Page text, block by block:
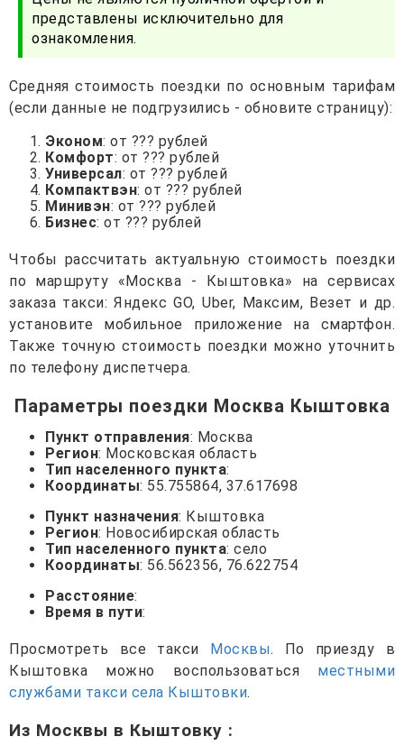
представлены исключительно для
ознакомления.
Средняя стоимость поездки по основным тарифам
(если данные не подгрузились - обновите страницу):
Эконом: от ??? рублей
Комфорт: от ??? рублей
Универсал: от ??? рублей
Компактвэн: от ??? рублей
Минивэн: от ??? рублей
Бизнес: от ??? рублей
Чтобы рассчитать актуальную стоимость поездки
по маршруту «Москва - Кыштовка» на сервисах
заказа такси: Яндекс GO, Uber, Максим, Везет и др.
установите мобильное приложение на смартфон.
Также точную стоимость поездки можно уточнить
по телефону диспетчера.
Параметры поездки Москва Кыштовка
Пункт отправления: Москва
Регион: Московская область
Тип населенного пункта:
Координаты: 55.755864, 37.617698
Пункт назначения: Кыштовка
Регион: Новосибирская область
Тип населенного пункта: село
Координаты: 56.562356, 76.622754
Расстояние:
Время в пути:
Просмотреть все такси Москвы. По приезду в
Кыштовка можно воспользоваться местными
службами такси села Кыштовки.
Из Москвы в Кыштовку :